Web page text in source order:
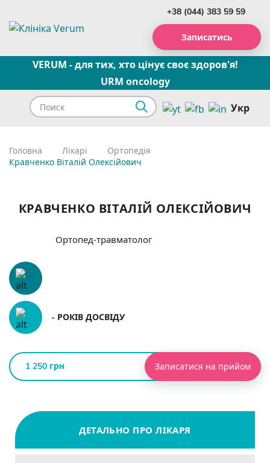
+38 (044) 383 59 59
Записатись
VERUM - для тих, хто цінує своє здоров'я!
URM oncology
Укр
Головна Лікарі
Ортопедія
Кравченко Віталій Олексійович
КРАВЧЕНКО ВІТАЛІЙ ОЛЕКСІЙОВИЧ
Ортопед-травматолог
- РОКІВ ДОСВІДУ
1 250 грн Записатися на прийом
ДЕТАЛЬНО ПРО ЛІКАРЯ